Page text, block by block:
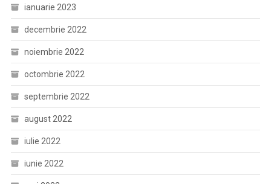
ianuarie 2023
decembrie 2022
noiembrie 2022
octombrie 2022
septembrie 2022
august 2022
iulie 2022
iunie 2022